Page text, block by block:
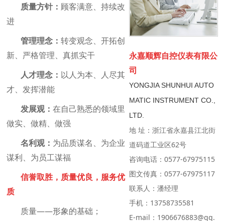
质量方针：顾客满意、持续改
进
管理理念：转变观念、开拓创
新、严格管理、真抓实干
人才理念： 以人为本、人尽其
才、发挥潜能
发展观：在自己熟悉的领域里
做实、做精、做强
名利观： 为品质谋名、为企业
谋利、为员工谋福
信誉取胜，质量优良，服务优
质
质量——形象的基础；
永嘉顺辉自控仪表有限公
司
YONGJIA SHUNHUI AUTO
MATIC INSTRUMENT CO.,
LTD.
地 址：浙江省永嘉县江北街
道码道工业区62号
咨询电话：0577-67975115
图文传真：0577-67975117
联系人：潘经理
手机 ：13758735581
E-mail：1906676883@qq.